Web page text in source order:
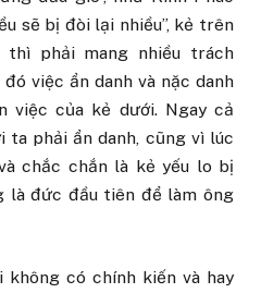
sẽ bị đòi lại nhiều”, kẻ trên
thì phải mang nhiều trách
việc ẩn danh và nặc danh
việc của kẻ dưới. Ngay cả
ta phải ẩn danh, cũng vì lúc
chắc chắn là kẻ yếu lo bị
là đức đầu tiên để làm ông
có chính kiến và hay